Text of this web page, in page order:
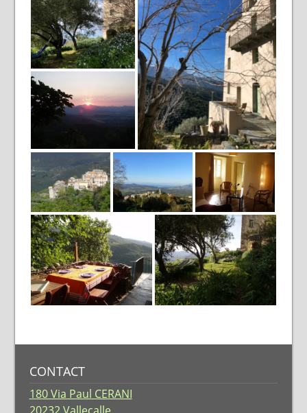
CONTACT
180 Via Paul CERANI